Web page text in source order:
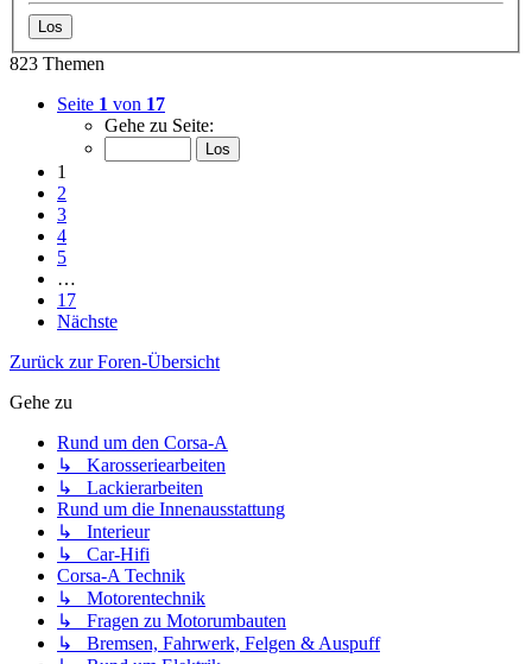
823 Themen
Seite 1 von 17
Gehe zu Seite:
1
2
3
4
5
…
17
Nächste
Zurück zur Foren-Übersicht
Gehe zu
Rund um den Corsa-A
↳ Karosseriearbeiten
↳ Lackierarbeiten
Rund um die Innenausstattung
↳ Interieur
↳ Car-Hifi
Corsa-A Technik
↳ Motorentechnik
↳ Fragen zu Motorumbauten
↳ Bremsen, Fahrwerk, Felgen & Auspuff